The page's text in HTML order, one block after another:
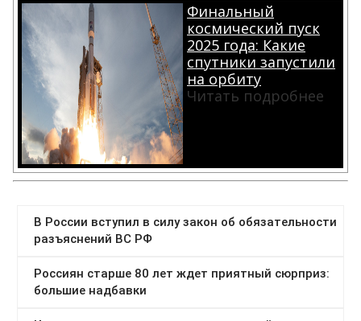
Финальный
космический пуск
2025 года: Какие
спутники запустили
на орбиту
Читать подробнее